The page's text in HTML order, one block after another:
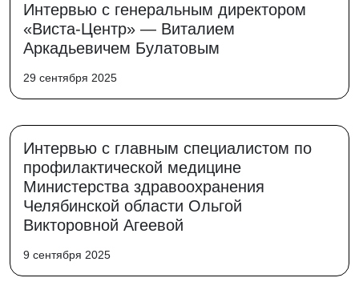
Интервью с генеральным директором
«Виста-Центр» — Виталием
Аркадьевичем Булатовым
29 сентября 2025
Интервью с главным специалистом по
профилактической медицине
Министерства здравоохранения
Челябинской области Ольгой
Викторовной Агеевой
9 сентября 2025